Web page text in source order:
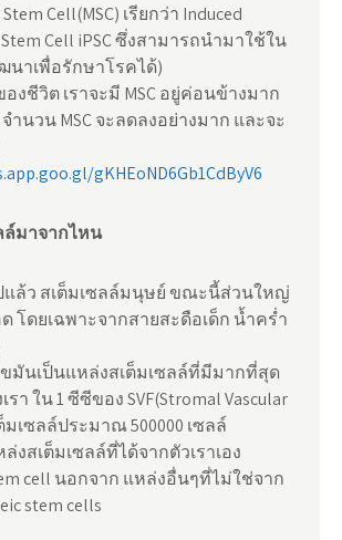
Cell(MSC) เรียกว่า Induced
Cell iPSC ซึ่งสามารถนำมาใช้ใน
นาเพื่อรักษาโรคได้)
งชีวิต เราจะมี MSC อยู่ค่อนข้างมาก
จำนวน MSC จะลดลงอย่างมาก และจะ
gKHEoND6Gb1CdByV6
ล์มาจากไหน
แล้ว สเต็มเซลล์มนุษย์ ขณะนี้ส่วนใหญ่
โดยเฉพาะจากสายสะดือเด็ก น้ำคร่ำ
มันเป็นแหล่งสเต็มเซลล์ที่มีมากที่สุด
า ใน 1 ซีซีของ SVF(Stromal Vascular
มเซลล์ประมาณ 500000 เซลล์
งสเต็มเซลล์ที่ได้จากตัวเราเอง
cell นอกจาก แหล่งอื่นๆที่ไม่ใช่จาก
stem cells